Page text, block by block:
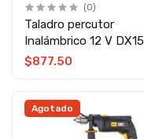
(0)
Taladro percutor
Inalámbrico 12 V DX15
CAT
$877.50
Agotado